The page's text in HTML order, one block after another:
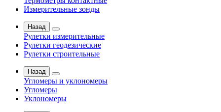
Измерительные зонды
Назад
Рулетки измерительные
Рулетки геодезические
Рулетки строительные
Назад
Угломеры и уклономеры
Угломеры
Уклономеры